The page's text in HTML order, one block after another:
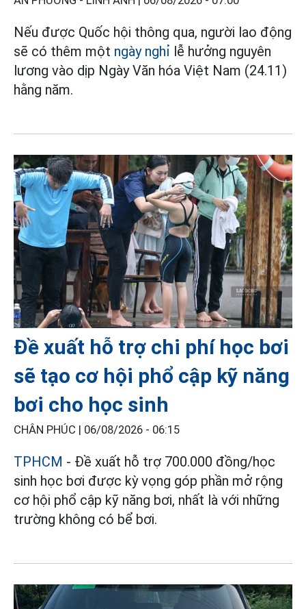
Nếu được Quốc hội thông qua, người lao động
sẽ có thêm một ngày nghỉ lễ hưởng nguyên
lương vào dịp Ngày Văn hóa Việt Nam (24.11)
hằng năm.
Đề xuất hỗ trợ chi phí học bơi
sẽ tạo cơ hội phổ cập kỹ năng
bơi cho học sinh
CHÂN PHÚC | 06/08/2026 - 06:15
TPHCM - Đề xuất hỗ trợ 700.000 đồng/học
sinh học bơi được kỳ vọng góp phần mở rộng
cơ hội phổ cập kỹ năng bơi, nhất là với những
trường không có bể bơi.